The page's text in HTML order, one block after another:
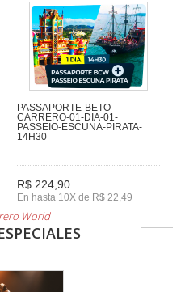
PASSAPORTE-BETO-
CARRERO-01-DIA-01-
PASSEIO-ESCUNA-PIRATA-
14H30
R$ 224,90
En hasta 10X de R$ 22,49
World